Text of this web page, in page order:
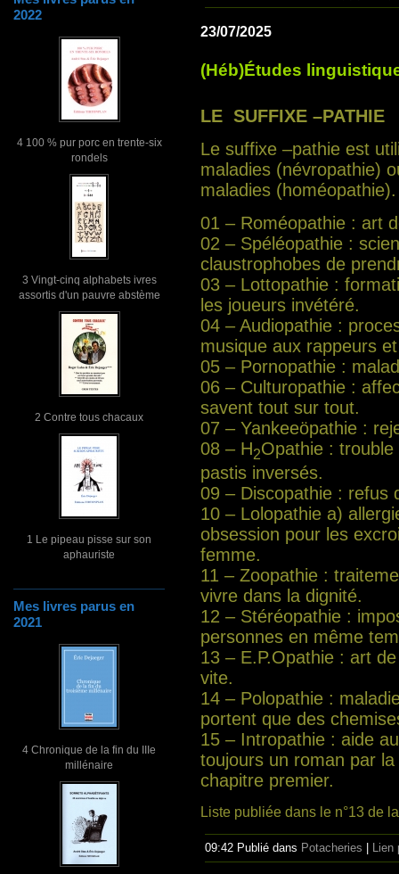
2022
4 100 % pur porc en trente-six
rondels
3 Vingt-cinq alphabets ivres
assortis d'un pauvre abstème
2 Contre tous chacaux
1 Le pipeau pisse sur son
aphauriste
Mes livres parus en
2021
4 Chronique de la fin du IIIe
millénaire
23/07/2025
(Héb)Études
LE SUFFIXE –PATHIE
Le suffixe –pathie est
maladies (névropathie)
maladies
01 – Roméopathie : art
02 – Spéléopathie :
claustrophobes de
03 – Lottopathie :
les joueurs invétéré.
04 – Audiopathie :
musique aux rappeurs
05 – Pornopathie :
06 – Culturopathie :
savent tout sur tout.
07 – Yankeeöpathie :
08 – H2Opathie :
pastis inversés.
09 – Discopathie : refus
10 – Lolopathie a)
obsession pour les
femme.
11 – Zoopathie :
vivre dans la dignité.
12 – Stéréopathie :
personnes en même
13 – E.P.Opathie : art
vite.
14 – Polopathie :
portent que des
15 – Intropathie : aide
toujours un roman par
chapitre premier.
Liste publiée dans le n°13 de
09:42 Publié dans Potacheries